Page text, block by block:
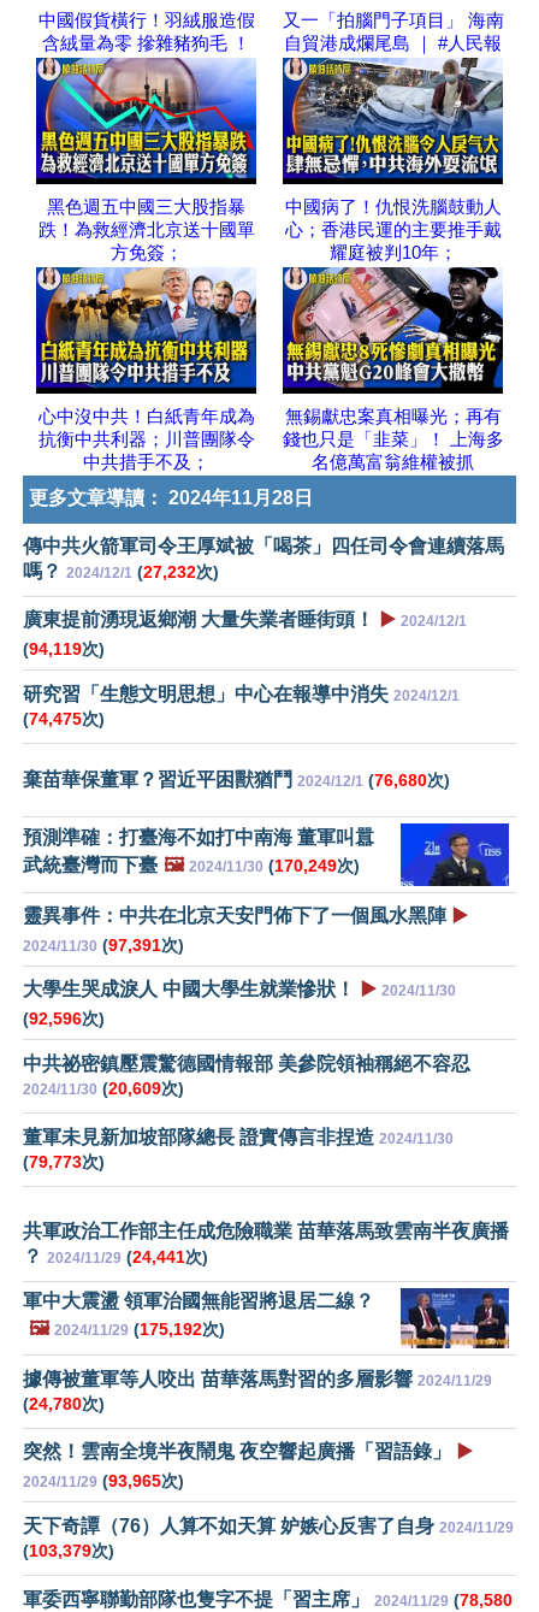
中國假貨橫行！羽絨服造假
含絨量為零 摻雜豬狗毛 ！
又一「拍腦門子項目」 海南
自貿港成爛尾島 ｜ #人民報
黑色週五中國三大股指暴
跌！為救經濟北京送十國單
方免簽；
中國病了！仇恨洗腦鼓動人
心；香港民運的主要推手戴
耀庭被判10年；
心中沒中共！白紙青年成為
抗衡中共利器；川普團隊令
中共措手不及；
無錫獻忠案真相曝光；再有
錢也只是「韭菜」！ 上海多
名億萬富翁維權被抓
更多文章導讀： 2024年11月28日
傳中共火箭軍司令王厚斌被「喝茶」四任司令會連續落馬
嗎？ 2024/12/1 (27,232次)
廣東提前湧現返鄉潮 大量失業者睡街頭！ ▶️ 2024/12/1
(94,119次)
研究習「生態文明思想」中心在報導中消失 2024/12/1
(74,475次)
棄苗華保董軍？習近平困獸猶鬥 2024/12/1 (76,680次)
預測準確：打臺海不如打中南海 董軍叫囂
武統臺灣而下臺 🖼️ 2024/11/30 (170,249次)
靈異事件：中共在北京天安門佈下了一個風水黑陣 ▶️
2024/11/30 (97,391次)
大學生哭成淚人 中國大學生就業慘狀！ ▶️ 2024/11/30
(92,596次)
中共祕密鎮壓震驚德國情報部 美參院領袖稱絕不容忍
2024/11/30 (20,609次)
董軍未見新加坡部隊總長 證實傳言非捏造 2024/11/30
(79,773次)
共軍政治工作部主任成危險職業 苗華落馬致雲南半夜廣播
？ 2024/11/29 (24,441次)
軍中大震盪 領軍治國無能習將退居二線？
🖼️ 2024/11/29 (175,192次)
據傳被董軍等人咬出 苗華落馬對習的多層影響 2024/11/29
(24,780次)
突然！雲南全境半夜鬧鬼 夜空響起廣播「習語錄」 ▶️
2024/11/29 (93,965次)
天下奇譚（76）人算不如天算 妒嫉心反害了自身 2024/11/29
(103,379次)
軍委西寧聯勤部隊也隻字不提「習主席」 2024/11/29 (78,580